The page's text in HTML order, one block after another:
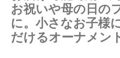
お祝いや母の日の
に。小さなお子様
だけるオーナメン